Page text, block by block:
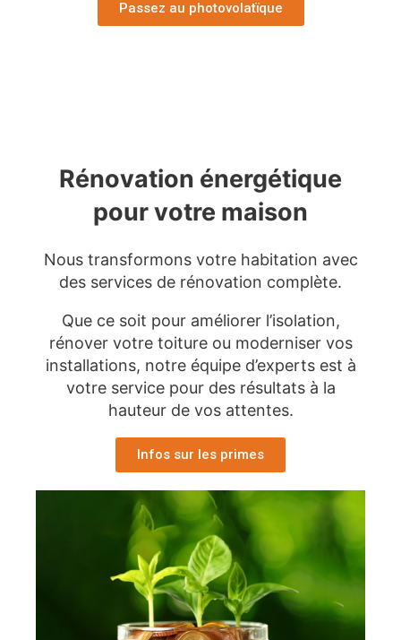
Passez au photovolatïque
Rénovation énergétique
pour votre maison
Nous transformons votre habitation avec
des services de rénovation complète.
Que ce soit pour améliorer l’isolation,
rénover votre toiture ou moderniser vos
installations, notre équipe d’experts est à
votre service pour des résultats à la
hauteur de vos attentes.
Infos sur les primes